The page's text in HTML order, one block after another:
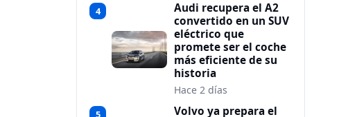
4
Audi recupera el A2
convertido en un SUV
eléctrico que
promete ser el coche
más eficiente de su
historia
Hace 2 días
5
Volvo ya prepara el